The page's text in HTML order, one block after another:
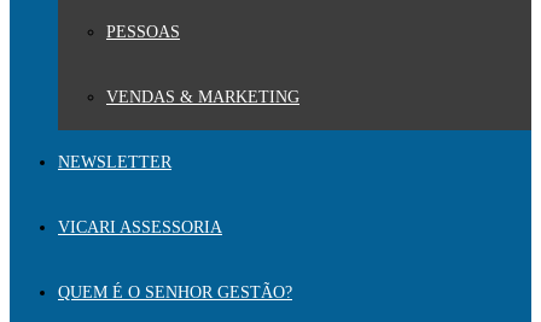
PESSOAS
VENDAS & MARKETING
NEWSLETTER
VICARI ASSESSORIA
QUEM É O SENHOR GESTÃO?